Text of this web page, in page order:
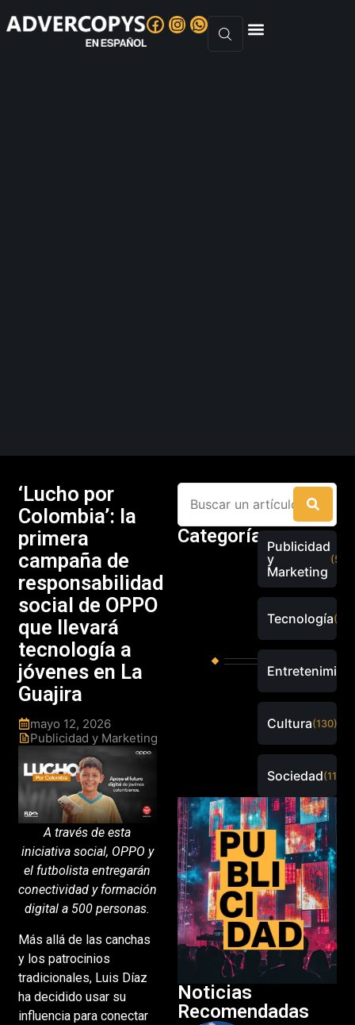
‘Lucho por
Colombia’: la
primera
campaña de
responsabilidad
social de OPPO
que llevará
tecnología a
jóvenes en La
Guajira
mayo 12, 2026
Publicidad y Marketing
A través de esta
iniciativa social, OPPO y
el futbolista entregarán
conectividad y formación
digital a 500 personas.
Más allá de las canchas
y los patrocinios
tradicionales, Luis Díaz
ha decidido usar su
influencia para conectar
CategoríasPublicidad
y
Marketing
Tecnología
Cultura(130)
Sociedad(115)
Noticias
Recomendadas